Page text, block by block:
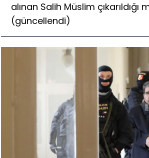
alınan Salih Müslim
(güncellendi)